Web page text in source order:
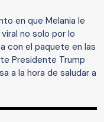
en que Melania le
no solo por lo
con el paquete en las
Presidente Trump
a la hora de saludar a